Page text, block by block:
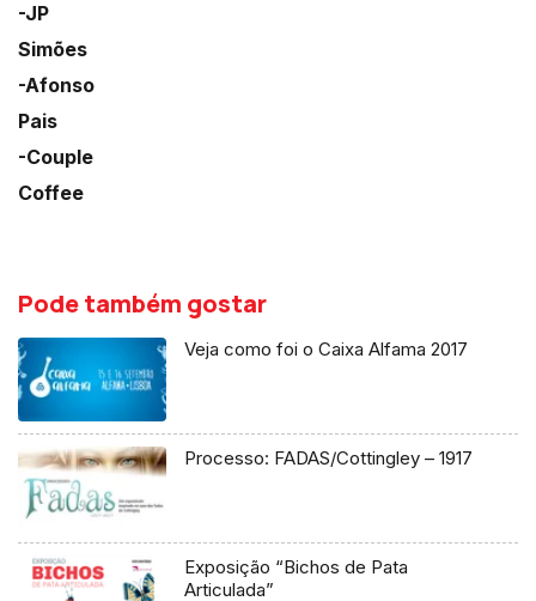
-JP
Simões
-Afonso
Pais
-Couple
Coffee
Pode também gostar
Veja como foi o Caixa Alfama 2017
Processo: FADAS/Cottingley – 1917
Exposição “Bichos de Pata
Articulada”